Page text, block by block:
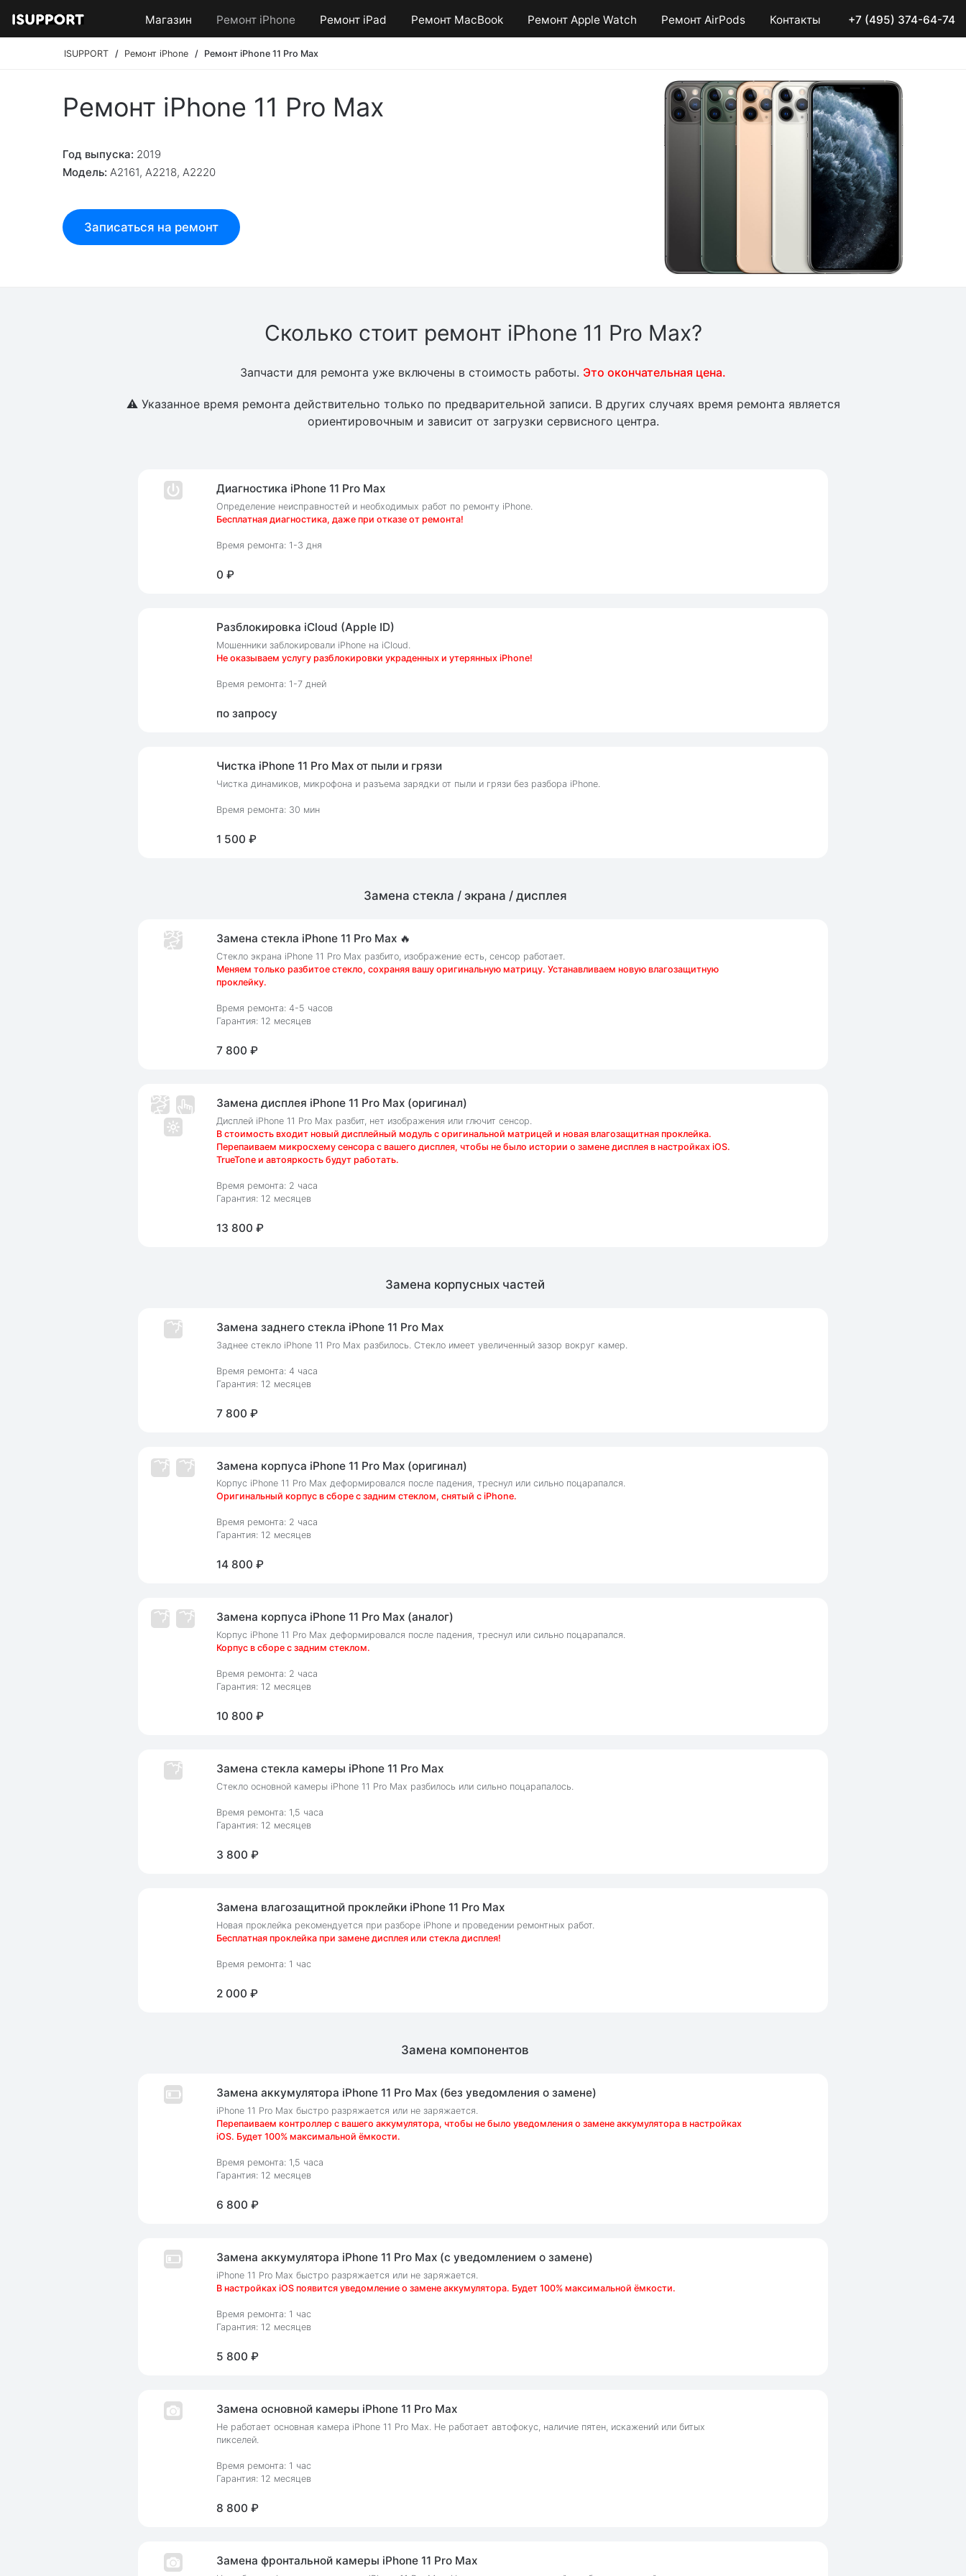
Магазин Ремонт iPhone Ремонт iPad Ремонт MacBook Ремонт Apple Watch Ремонт AirPods Контакты +7 (495) 374-64-74
ISUPPORT Ремонт iPhone Ремонт iPhone 11 Pro Max
Ремонт iPhone 11 Pro Max
Год выпуска: 2019
Модель: A2161, A2218, A2220
Записаться на ремонт
Сколько стоит ремонт iPhone 11 Pro Max?
Запчасти для ремонта уже включены в стоимость работы. Это окончательная цена.
⚠️ Указанное время ремонта действительно только по предварительной записи. В других случаях время ремонта является
ориентировочным и зависит от загрузки сервисного центра.
Диагностика iPhone 11 Pro Max
Определение неисправностей и необходимых работ по ремонту iPhone.
Бесплатная диагностика, даже при отказе от ремонта!
Время ремонта: 1-3 дня
0 ₽
Разблокировка iCloud (Apple ID)
Мошенники заблокировали iPhone на iCloud.
Не оказываем услугу разблокировки украденных и утерянных iPhone!
Время ремонта: 1-7 дней
по запросу
Чистка iPhone 11 Pro Max от пыли и грязи
Чистка динамиков, микрофона и разъема зарядки от пыли и грязи без разбора iPhone.
Время ремонта: 30 мин
1 500 ₽
Замена стекла / экрана / дисплея
Замена стекла iPhone 11 Pro Max 🔥
Стекло экрана iPhone 11 Pro Max разбито, изображение есть, сенсор работает.
Меняем только разбитое стекло, сохраняя вашу оригинальную матрицу. Устанавливаем новую влагозащитную
проклейку.
Время ремонта: 4-5 часов
Гарантия: 12 месяцев
7 800 ₽
Замена дисплея iPhone 11 Pro Max (оригинал)
Дисплей iPhone 11 Pro Max разбит, нет изображения или глючит сенсор.
В стоимость входит новый дисплейный модуль c оригинальной матрицей и новая влагозащитная проклейка.
Перепаиваем микросхему сенсора с вашего дисплея, чтобы не было истории о замене дисплея в настройках iOS.
TrueTone и автояркость будут работать.
Время ремонта: 2 часа
Гарантия: 12 месяцев
13 800 ₽
Замена корпусных частей
Замена заднего стекла iPhone 11 Pro Max
Заднее стекло iPhone 11 Pro Max разбилось. Стекло имеет увеличенный зазор вокруг камер.
Время ремонта: 4 часа
Гарантия: 12 месяцев
7 800 ₽
Замена корпуса iPhone 11 Pro Max (оригинал)
Корпус iPhone 11 Pro Max деформировался после падения, треснул или сильно поцарапался.
Оригинальный корпус в сборе с задним стеклом, снятый с iPhone.
Время ремонта: 2 часа
Гарантия: 12 месяцев
14 800 ₽
Замена корпуса iPhone 11 Pro Max (аналог)
Корпус iPhone 11 Pro Max деформировался после падения, треснул или сильно поцарапался.
Корпус в сборе с задним стеклом.
Время ремонта: 2 часа
Гарантия: 12 месяцев
10 800 ₽
Замена стекла камеры iPhone 11 Pro Max
Стекло основной камеры iPhone 11 Pro Max разбилось или сильно поцарапалось.
Время ремонта: 1,5 часа
Гарантия: 12 месяцев
3 800 ₽
Замена влагозащитной проклейки iPhone 11 Pro Max
Новая проклейка рекомендуется при разборе iPhone и проведении ремонтных работ.
Бесплатная проклейка при замене дисплея или стекла дисплея!
Время ремонта: 1 час
2 000 ₽
Замена компонентов
Замена аккумулятора iPhone 11 Pro Max (без уведомления о замене)
iPhone 11 Pro Max быстро разряжается или не заряжается.
Перепаиваем контроллер с вашего аккумулятора, чтобы не было уведомления о замене аккумулятора в настройках
iOS. Будет 100% максимальной ёмкости.
Время ремонта: 1,5 часа
Гарантия: 12 месяцев
6 800 ₽
Замена аккумулятора iPhone 11 Pro Max (с уведомлением о замене)
iPhone 11 Pro Max быстро разряжается или не заряжается.
В настройках iOS появится уведомление о замене аккумулятора. Будет 100% максимальной ёмкости.
Время ремонта: 1 час
Гарантия: 12 месяцев
5 800 ₽
Замена основной камеры iPhone 11 Pro Max
Не работает основная камера iPhone 11 Pro Max. Не работает автофокус, наличие пятен, искажений или битых
пикселей.
Время ремонта: 1 час
Гарантия: 12 месяцев
8 800 ₽
Замена фронтальной камеры iPhone 11 Pro Max